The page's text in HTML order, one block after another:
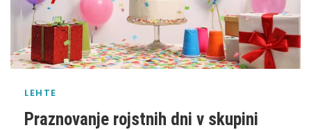
LEHTE
Praznovanje rojstnih dni v skupini